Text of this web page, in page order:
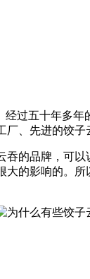
经过五十年
、先进的饺
的品牌，可
的影响的。